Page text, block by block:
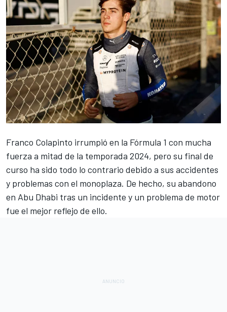
Franco Colapinto irrumpió en la Fórmula 1 con mucha
fuerza a mitad de la temporada 2024, pero su final de
curso ha sido todo lo contrario debido a sus accidentes
y problemas con el monoplaza. De hecho, su abandono
en Abu Dhabi tras un incidente y un problema de motor
fue el mejor reflejo de ello.